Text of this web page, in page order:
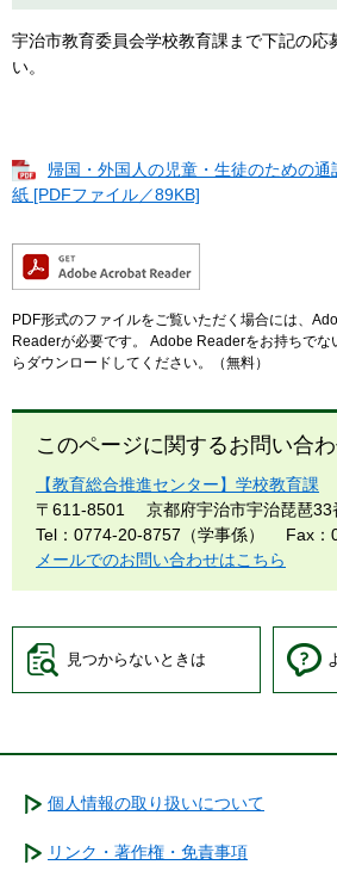
宇治市教育委員会学校教育課まで下記の応
い。
帰国・外国人の児童・生徒のための
紙 [PDFファイル／89KB]
PDF形式のファイルをご覧いただく場合には、
Readerが必要です。
Adobe Readerをお持ちでな
らダウンロードしてください。（無料）
このページに関するお問い合
【教育総合推進センター】学校教育課
〒611-8501
京都府宇治市宇治琵琶33
Tel：0774-20-8757（学事係）
Fax：
メールでのお問い合わせはこちら
見つからないときは
個人情報の取り扱いについて
リンク・著作権・免責事項